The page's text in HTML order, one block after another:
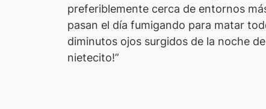
preferiblemente cerca de entornos
pasan el día fumigando para matar
diminutos ojos surgidos de la noche
nietecito!”